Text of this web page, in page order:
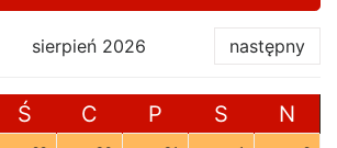
sierpień 2026 następny
Ś C P S N